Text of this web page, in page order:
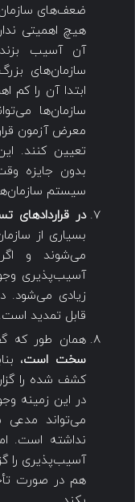
ضعف‌های
هیچ اهمیتی
آن آسیب
سازمان‌های
ابتدا آن را کم
سازمان‌ها
معرض آزمون
تعیین کنند.
بدون جایزه
سیستم
در قراردادهای
بسیاری از
می‌شوند و
آسیب‌پذیری
زیادی می‌شود.
قابل تمدید است.
همان طور که
سخت است،
کشف شده را
در این زمینه
می‌تواند
نداشته است.
آسیب‌پذیری را
هم در صورت